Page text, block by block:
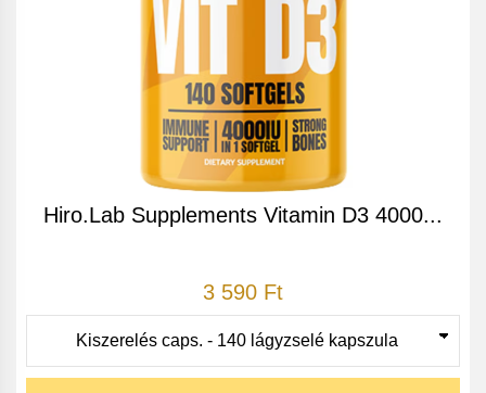
Hiro.Lab Supplements Vitamin D3 4000...
3 590 Ft